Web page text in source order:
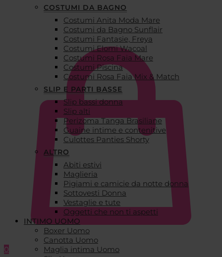
0
COSTUMI DA BAGNO
Costumi Anita Moda Mare
Costumi da Bagno Sunflair
Costumi Fantasie, Freya
Costumi Elomi Wacoal
Costumi Rosa Faia Mare
Costumi Piscina
Costumi Rosa Faia Mix & Match
SLIP E PARTI BASSE
Slip bassi donna
Slip alti
Perizoma Tanga Brasiliane
Guaine intime e contenitive
Culottes Panties Shorty
ALTRO
Abiti estivi
Maglieria
Pigiami e camicie da notte donna
Sottovesti Donna
Vestaglie e tute
Oggetti che non ti aspetti
INTIMO UOMO
Boxer Uomo
Canotta Uomo
Maglia intima Uomo